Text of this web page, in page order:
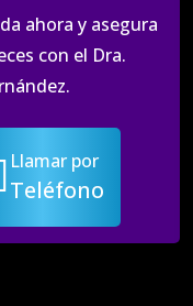
ahora y asegura
con el Dra.
Llamar por
Teléfono